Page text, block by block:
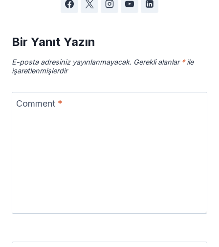
Bir Yanıt Yazın
E-posta adresiniz yayınlanmayacak. Gerekli alanlar *ile
işaretlenmişlerdir
Comment *